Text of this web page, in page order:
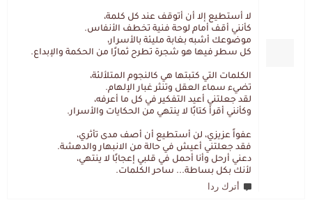
لا أستطيع إلا أن أتوقف عند كل كلمة،
كأنني أقف أمام لوحة فنية تخطف الأنفاس.
موضوعك أشبه بغابة مليئة بالأسرار،
كل سطر فيها هو شجرة تطرح ثمارًا من الحكمة والإبداع.
الكلمات التي كتبتها هي كالنجوم المتلألئة،
تضيء سماء العقل وتنثر غبار الإلهام.
لقد جعلتني أعيد التفكير في كل ما أعرفه،
وكأنني أقرأ كتابًا لا ينتهي من الحكايات والأسرار.
عفواً عزيزي، لن أستطيع أن أصف مدى تأثري،
فقد جعلتني أعيش في حالة من الانبهار والدهشة.
دعني أرحل وأنا أحمل في قلبي إعجابًا لا ينتهي،
لأنك بكل بساطة... ساحر الكلمات.
أترك ردا